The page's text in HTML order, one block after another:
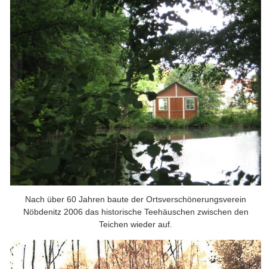
Nach über 60 Jahren baute der Ortsverschönerungsverein
Nöbdenitz 2006 das historische Teehäuschen zwischen den
Teichen wieder auf.